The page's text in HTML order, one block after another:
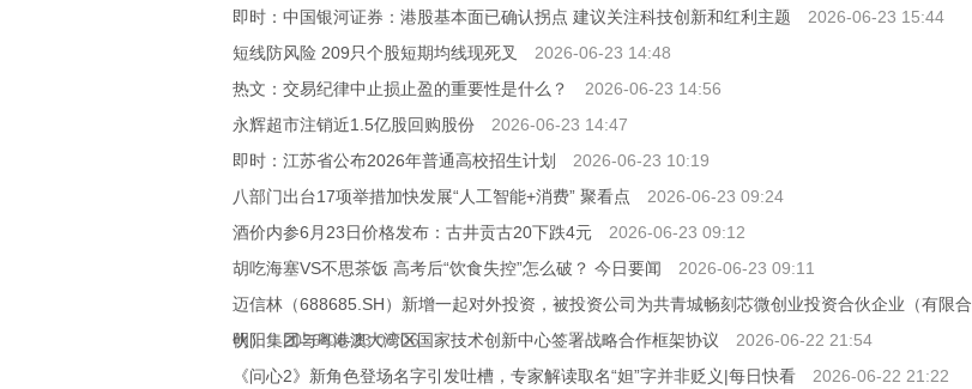
即时：中国银河证券：港股基本面已确认拐点 建议关注科技创新和红利主题
2026-06-23 15:44
短线防风险 209只个股短期均线现死叉
2026-06-23 14:48
热文：交易纪律中止损止盈的重要性是什么？
2026-06-23 14:56
永辉超市注销近1.5亿股回购股份
2026-06-23 14:47
即时：江苏省公布2026年普通高校招生计划
2026-06-23 10:19
八部门出台17项举措加快发展“人工智能+消费” 聚看点
2026-06-23 09:24
酒价内参6月23日价格发布：古井贡古20下跌4元
2026-06-23 09:12
胡吃海塞VS不思茶饭 高考后“饮食失控”怎么破？ 今日要闻
2026-06-23 09:11
迈信林（688685.SH）新增一起对外投资，被投资公司为共青城畅刻芯微创业投资合伙企业（有限合
伙）
2026-06-23 06:06
明阳集团与粤港澳大湾区国家技术创新中心签署战略合作框架协议
2026-06-22 21:54
《问心2》新角色登场名字引发吐槽，专家解读取名“妲”字并非贬义|每日快看
2026-06-22 21:22